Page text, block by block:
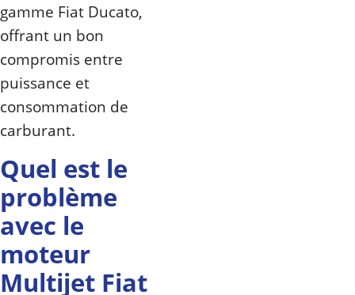
gamme Fiat Ducato,
offrant un bon
compromis entre
puissance et
consommation de
carburant.
Quel est le
problème
avec le
moteur
Multijet Fiat